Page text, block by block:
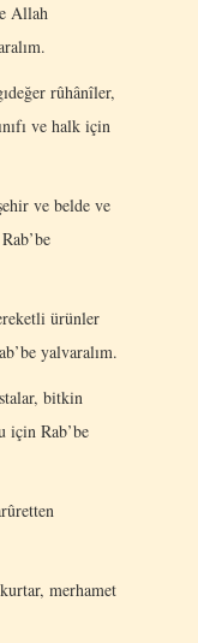
Allah
rûhânîler,
ve halk için
ve belde ve
ürünler
yalvaralım.
bitkin
için Rab’be
merhamet